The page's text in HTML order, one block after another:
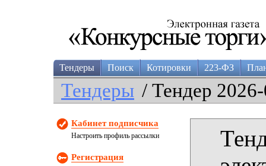
Тендеры Поиск Котировки 223-ФЗ
Тендеры / Тендер
Кабинет подписчика
Настроить профиль рассылки
Регистрация